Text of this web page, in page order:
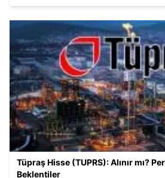
Tüpraş Hisse (TUPRS): Alınır mı?
Beklentiler